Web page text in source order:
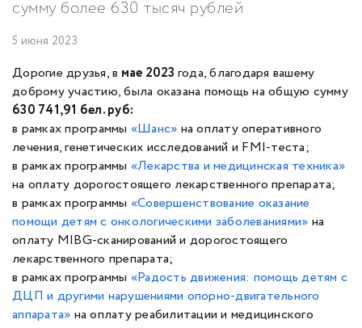
сумму более 630 тысяч рублей
5 июня 2023
Дорогие друзья, в мае 2023 года, благодаря вашему
доброму участию, была оказана помощь на общую сумму
630 741,91 бел. руб:
в рамках программы «Шанс» на оплату оперативного
лечения, генетических исследований и FMI-теста;
в рамках программы «Лекарства и медицинская техника»
на оплату дорогостоящего лекарственного препарата;
в рамках программы «Совершенствование оказание
помощи детям с онкологическими заболеваниями» на
оплату MIBG-сканирований и дорогостоящего
лекарственного препарата;
в рамках программы «Радость движения: помощь детям с
ДЦП и другими нарушениями опорно-двигательного
аппарата» на оплату реабилитации и медицинского